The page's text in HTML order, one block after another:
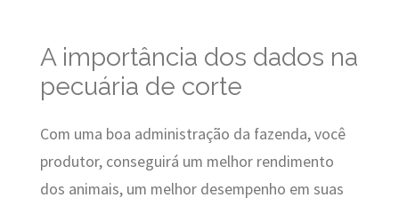
A importância dos dados na
pecuária de corte
Com uma boa administração da fazenda, você
produtor, conseguirá um melhor rendimento
dos animais, um melhor desempenho em suas